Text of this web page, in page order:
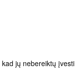
jų nebereiktų įvesti